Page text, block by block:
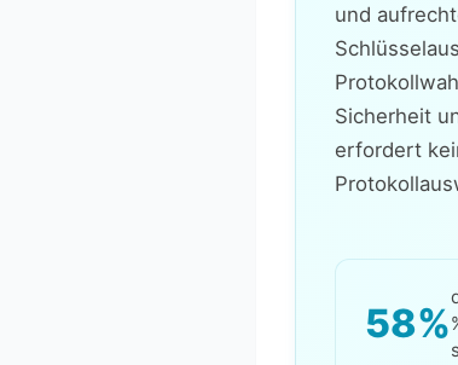
und
Sicherheit
erfordert
58%